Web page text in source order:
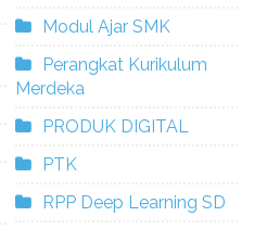
Modul Ajar SMK
Perangkat Kurikulum
Merdeka
PRODUK DIGITAL
PTK
RPP Deep Learning SD